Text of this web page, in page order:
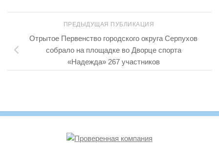
ПРЕДЫДУЩАЯ ПУБЛИКАЦИЯ
Отрытое Первенство городского округа Серпухов
собрало на площадке во Дворце спорта
«Надежда» 267 участников